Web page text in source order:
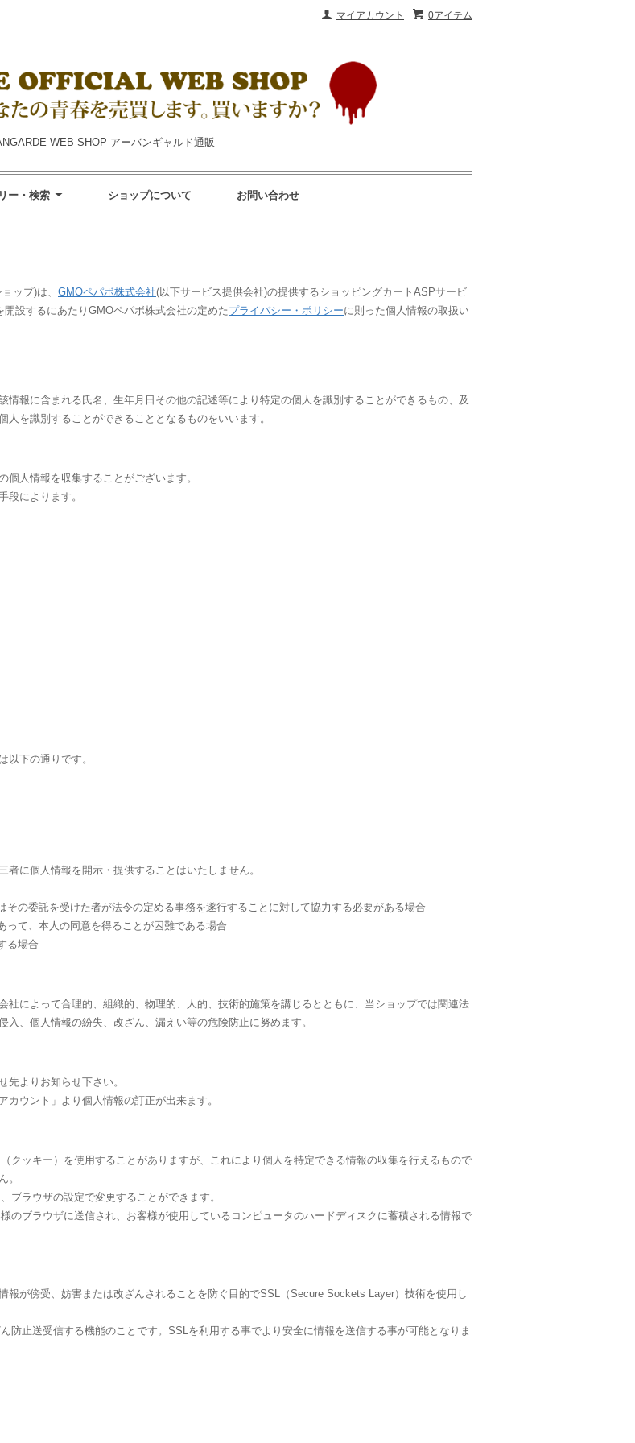
0アイテム
マイアカウント
WEB SHOP アーバンギャルド通販
ー・検索 ショップについて お問い合わせ
ップ)は、 GMOペパボ株式会社(以下サービス提供会社)の提供するショッピングカートASPサービ
設するにあたりGMOペパボ株式会社の定めたプライバシー・ポリシーに則った個人情報の取扱い
情報に含まれる氏名、生年月日その他の記述等により特定の個人を識別することができるもの、及
を識別することができることとなるものをいいます。
人情報を収集することがございます。
段によります。
以下の通りです。
に個人情報を開示・提供することはいたしません。
の委託を受けた者が法令の定める事務を遂行することに対して協力する必要がある場合
って、本人の同意を得ることが困難である場合
る場合
社によって合理的、組織的、物理的、人的、技術的施策を講じるとともに、当ショップでは関連法
、個人情報の紛失、改ざん、漏えい等の危険防止に努めます。
先よりお知らせ下さい。
ウント」より個人情報の訂正が出来ます。
クッキー）を使用することがありますが、これにより個人を特定できる情報の収集を行えるもので
。
ブラウザの設定で変更することができます。
のブラウザに送信され、お客様が使用しているコンピュータのハードディスクに蓄積される情報で
報が傍受、妨害または改ざんされることを防ぐ目的でSSL（Secure Sockets Layer）技術を使用し
止送受信する機能のことです。SSLを利用する事でより安全に情報を送信する事が可能となりま